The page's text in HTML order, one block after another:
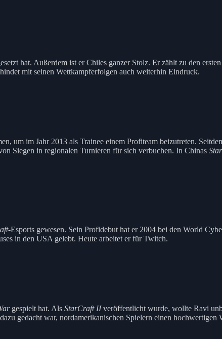
hat. Außerdem ist er Chiles ganzer Stolz. Er zählt zu den
mit seinen Wettkampferfolgen auch weiterhin Eindruck.
um im Jahr 2013 als Trainee einem Profiteam beizutreten.
Siegen in regionalen Turnieren für sich verbuchen. In Chinas
-Esports gewesen. Sein Profidebut hat er 2004 bei den World
in den USA gelebt. Heute arbeitet er für Twitch.
gespielt hat. Als StarCraft IIveröffentlicht wurde, wollte Ravi
gedacht war, nordamerikanischen Spielern einen hochwertigen